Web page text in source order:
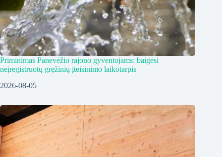
Priminimas Panevėžio rajono gyventojams: baigėsi
neįregistruotų gręžinių įteisinimo laikotarpis
2026-08-05